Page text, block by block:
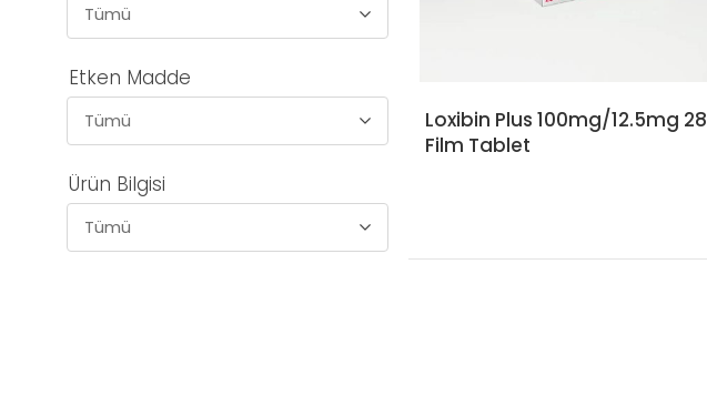
Loxibin Plus 100mg/12.5mg 28
Film Tablet
Tümü
Etken Madde
Tümü
Ürün Bilgisi
Tümü